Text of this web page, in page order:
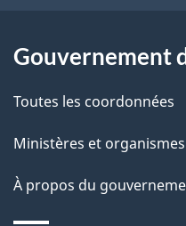
e
l
a
Gouvernement
Toutes les coordonnées
Ministères et organismes
À propos du